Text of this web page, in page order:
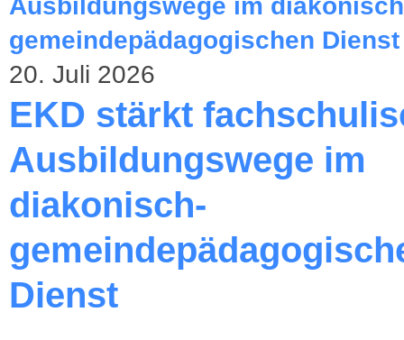
20. Juli 2026
EKD stärkt
Ausbildungswege im
diakonisch-
Dienst